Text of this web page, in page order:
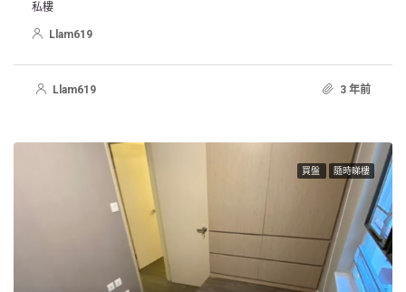
私樓
Llam619
Llam619 3 年前
買盤 隨時睇樓